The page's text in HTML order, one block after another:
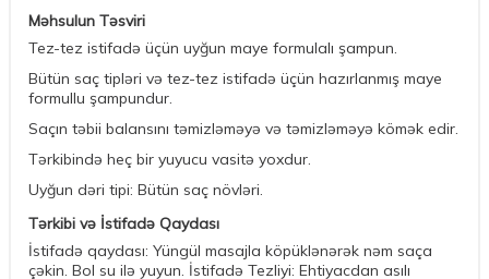
Məhsulun Təsviri
Tez-tez istifadə üçün uyğun maye formulalı şampun.
Bütün saç tipləri və tez-tez istifadə üçün hazırlanmış maye
formullu şampundur.
Saçın təbii balansını təmizləməyə və təmizləməyə kömək edir.
Tərkibində heç bir yuyucu vasitə yoxdur.
Uyğun dəri tipi: Bütün saç növləri.
Tərkibi və İstifadə Qaydası
İstifadə qaydası: Yüngül masajla köpüklənərək nəm saça
çəkin. Bol su ilə yuyun. İstifadə Tezliyi: Ehtiyacdan asılı